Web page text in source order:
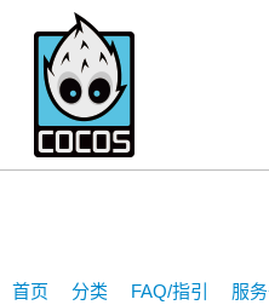
707327156
首页 分类 FAQ/指引 服